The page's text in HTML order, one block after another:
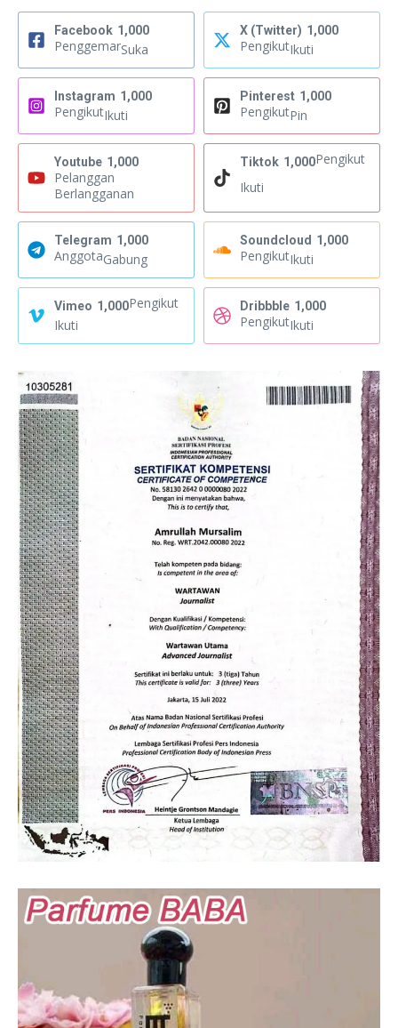
Facebook 1,000
PenggemarSuka
X (Twitter) 1,000
PengikutIkuti
Instagram 1,000
PengikutIkuti
Pinterest 1,000
PengikutPin
Youtube 1,000
Pelanggan
Berlangganan
Tiktok 1,000Pengikut
Ikuti
Telegram 1,000
AnggotaGabung
Soundcloud 1,000
PengikutIkuti
Vimeo 1,000Pengikut
Ikuti
Dribbble 1,000
PengikutIkuti